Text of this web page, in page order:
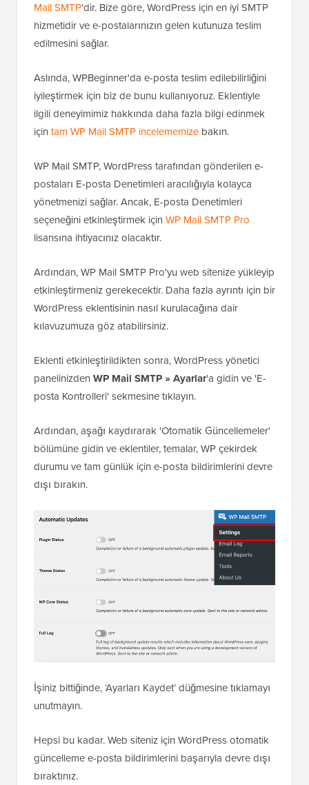
devre dışı bırakmak istediğiniz bildirimlerin yanındaki
kutunun işaretini kaldırın.
Kaydet' düğmesine tıklamayı unutmayın.
2. WP Mail SMTP
bırakmak için kullanabileceğiniz bir diğer eklentiWP
Mail SMTP'dir. Bize göre, WordPress için en iyi SMTP
hizmetidir ve e-postalarınızın gelen kutunuza teslim
edilmesini sağlar.
iyileştirmek için biz de bunu kullanıyoruz. Eklentiyle
ilgili deneyimimiz hakkında daha fazla bilgi edinmek
içintam WP Mail SMTP incelememizebakın.
postaları E-posta Denetimleri aracılığıyla kolayca
yönetmenizi sağlar. Ancak, E-posta Denetimleri
seçeneğini etkinleştirmek içinWP Mail SMTP Pro
Ardından, WP Mail SMTP Pro'yu web sitenize yükleyip
etkinleştirmeniz gerekecektir. Daha fazla ayrıntı için bir
WordPress eklentisinin nasıl kurulacağına dair
Eklenti etkinleştirildikten sonra, WordPress yönetici
WP Mail SMTP » Ayarlar
'a gidin ve 'E-
posta Kontrolleri' sekmesine tıklayın.
Ardından, aşağı kaydırarak 'Otomatik Güncellemeler'
durumu ve tam günlük için e-posta bildirimlerini devre